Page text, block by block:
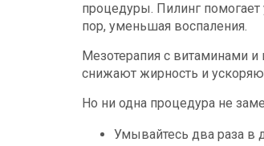
процедуры. Пилинг помогает
пор, уменьшая воспаления.
Мезотерапия с витаминами
снижают жирность и
Но ни одна процедура не
Умывайтесь два раза в